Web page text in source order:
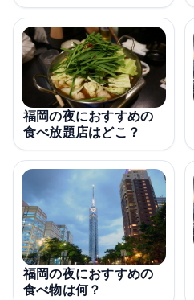
福岡の夜におすすめの
食べ放題店はどこ？
福岡の夜におすすめの
食べ物は何？